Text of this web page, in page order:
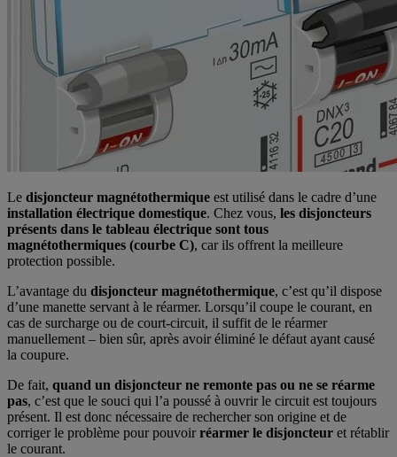
Le disjoncteur magnétothermique est utilisé dans le cadre d’une
installation électrique domestique. Chez vous, les disjoncteurs
présents dans le tableau électrique sont tous
magnétothermiques (courbe C), car ils offrent la meilleure
protection possible.
L’avantage du disjoncteur magnétothermique, c’est qu’il dispose
d’une manette servant à le réarmer. Lorsqu’il coupe le courant, en
cas de surcharge ou de court-circuit, il suffit de le réarmer
manuellement – bien sûr, après avoir éliminé le défaut ayant causé
la coupure.
De fait, quand un disjoncteur ne remonte pas ou ne se réarme
pas, c’est que le souci qui l’a poussé à ouvrir le circuit est toujours
présent. Il est donc nécessaire de rechercher son origine et de
corriger le problème pour pouvoirréarmer le disjoncteur et rétablir
le courant.